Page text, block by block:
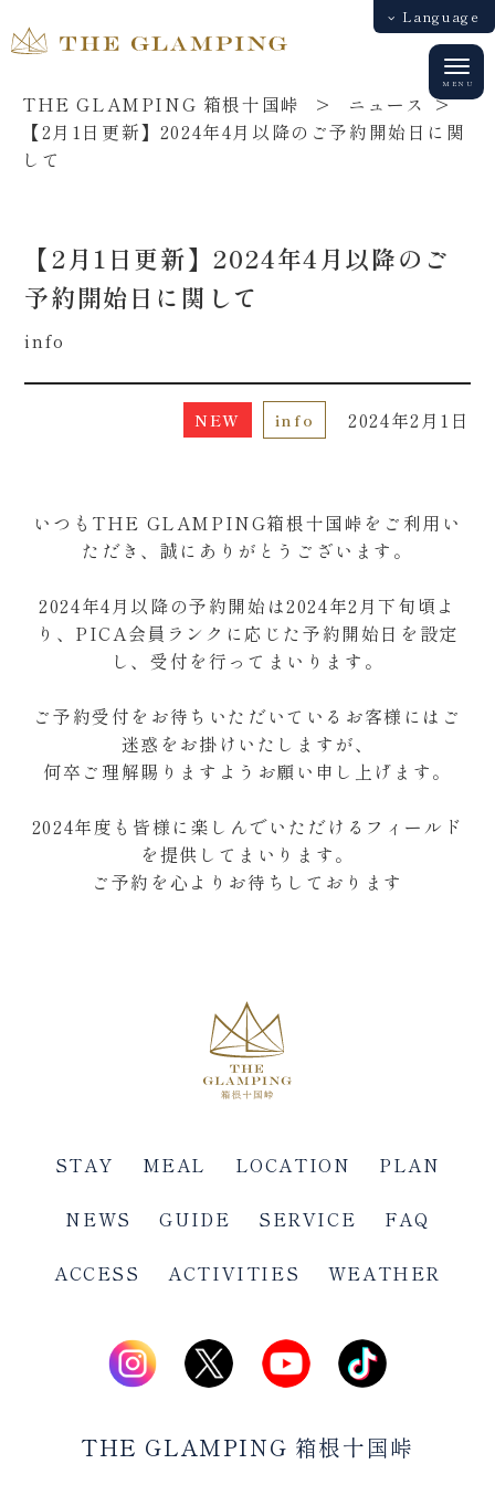
Language
日本語
English
中文（簡体字）
中文（繁体字）
THE GLAMPING 箱根十国峠 > ニュース >
【2月1日更新】2024年4月以降のご予約開始日に関
して
【2月1日更新】2024年4月以降のご
予約開始日に関して
info
NEW info 2024年2月1日
いつもTHE GLAMPING箱根十国峠をご利用い
ただき、誠にありがとうございます。
2024年4月以降の予約開始は2024年2月下旬頃よ
り、PICA会員ランクに応じた予約開始日を設定
し、受付を行ってまいります。
ご予約受付をお待ちいただいているお客様にはご
迷惑をお掛けいたしますが、
何卒ご理解賜りますようお願い申し上げます。
2024年度も皆様に楽しんでいただけるフィールド
を提供してまいります。
ご予約を心よりお待ちしております
STAY MEAL LOCATION PLAN
NEWS GUIDE SERVICE FAQ
ACCESS ACTIVITIES WEATHER
THE GLAMPING 箱根十国峠